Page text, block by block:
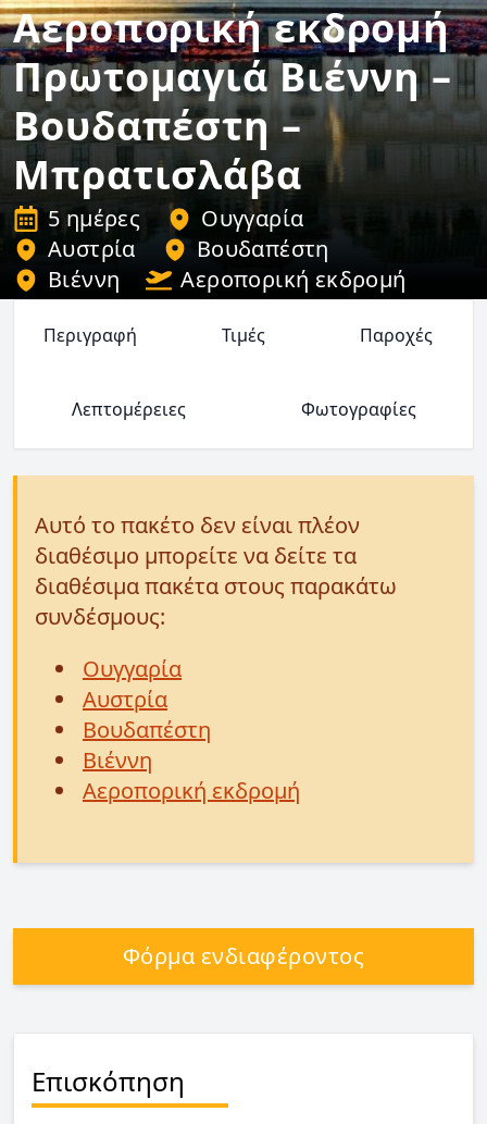
Αεροπορική εκδρομή
Πρωτομαγιά Βιέννη –
Βουδαπέστη –
Μπρατισλάβα
5 ημέρες
Ουγγαρία
Αυστρία
Βουδαπέστη
Βιέννη
Αεροπορική εκδρομή
Περιγραφή Τιμές Παροχές
Λεπτομέρειες Φωτογραφίες
Αυτό το πακέτο δεν είναι πλέον
διαθέσιμο μπορείτε να δείτε τα
διαθέσιμα πακέτα στους παρακάτω
συνδέσμους:
Ουγγαρία
Αυστρία
Βουδαπέστη
Βιέννη
Αεροπορική εκδρομή
Φόρμα ενδιαφέροντος
Επισκόπηση